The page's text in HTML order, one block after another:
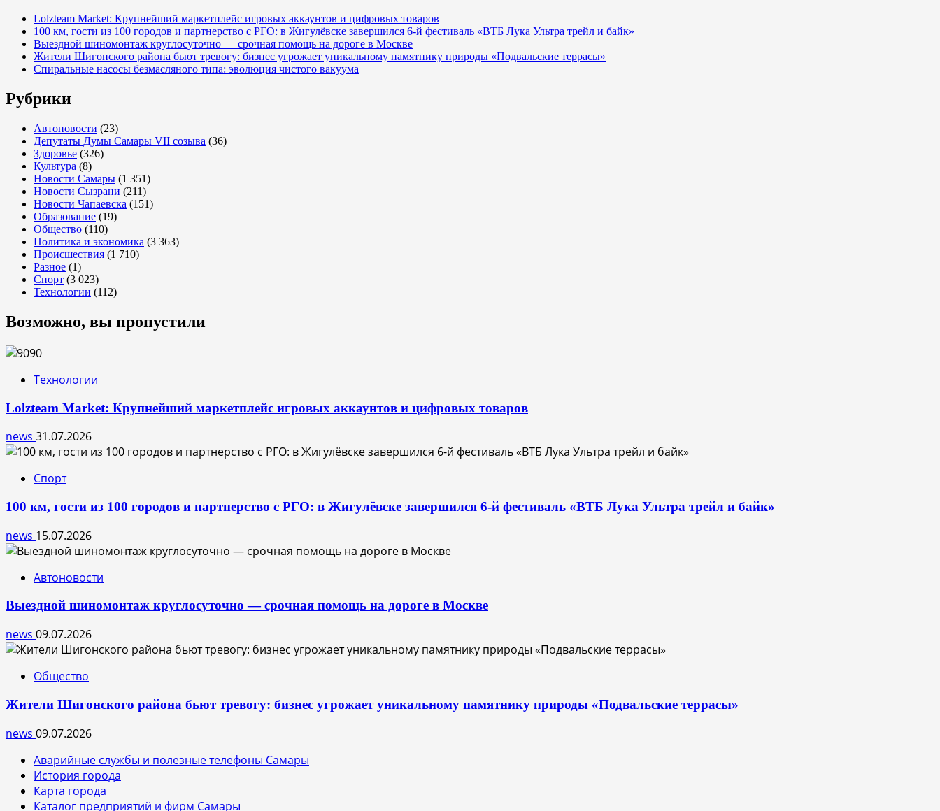
Lolzteam Market: Крупнейший маркетплейс игровых аккаунтов и цифровых товаров
100 км, гости из 100 городов и партнерство с РГО: в Жигулёвске завершился 6-й фестиваль «ВТБ Лука Ультра трейл и байк»
Выездной шиномонтаж круглосуточно — срочная помощь на дороге в Москве
Жители Шигонского района бьют тревогу: бизнес угрожает уникальному памятнику природы «Подвальские террасы»
Спиральные насосы безмасляного типа: эволюция чистого вакуума
Рубрики
Автоновости (23)
Депутаты Думы Самары VII созыва (36)
Здоровье (326)
Культура (8)
Новости Самары (1 351)
Новости Сызрани (211)
Новости Чапаевска (151)
Образование (19)
Общество (110)
Политика и экономика (3 363)
Происшествия (1 710)
Разное (1)
Спорт (3 023)
Технологии (112)
Возможно, вы пропустили
Технологии
Lolzteam Market: Крупнейший маркетплейс игровых аккаунтов и цифровых товаров
news 31.07.2026
Спорт
100 км, гости из 100 городов и партнерство с РГО: в Жигулёвске завершился 6-й фестиваль «ВТБ Лука Ультра трейл и байк»
news 15.07.2026
Автоновости
Выездной шиномонтаж круглосуточно — срочная помощь на дороге в Москве
news 09.07.2026
Общество
Жители Шигонского района бьют тревогу: бизнес угрожает уникальному памятнику природы «Подвальские террасы»
news 09.07.2026
Аварийные службы и полезные телефоны Самары
История города
Карта города
Каталог предприятий и фирм Самары